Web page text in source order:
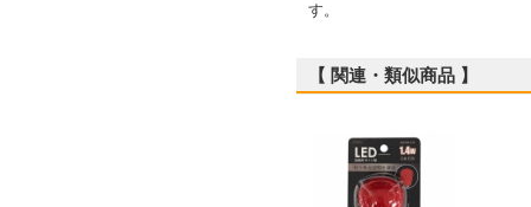
す。
【 関連・類似商品 】